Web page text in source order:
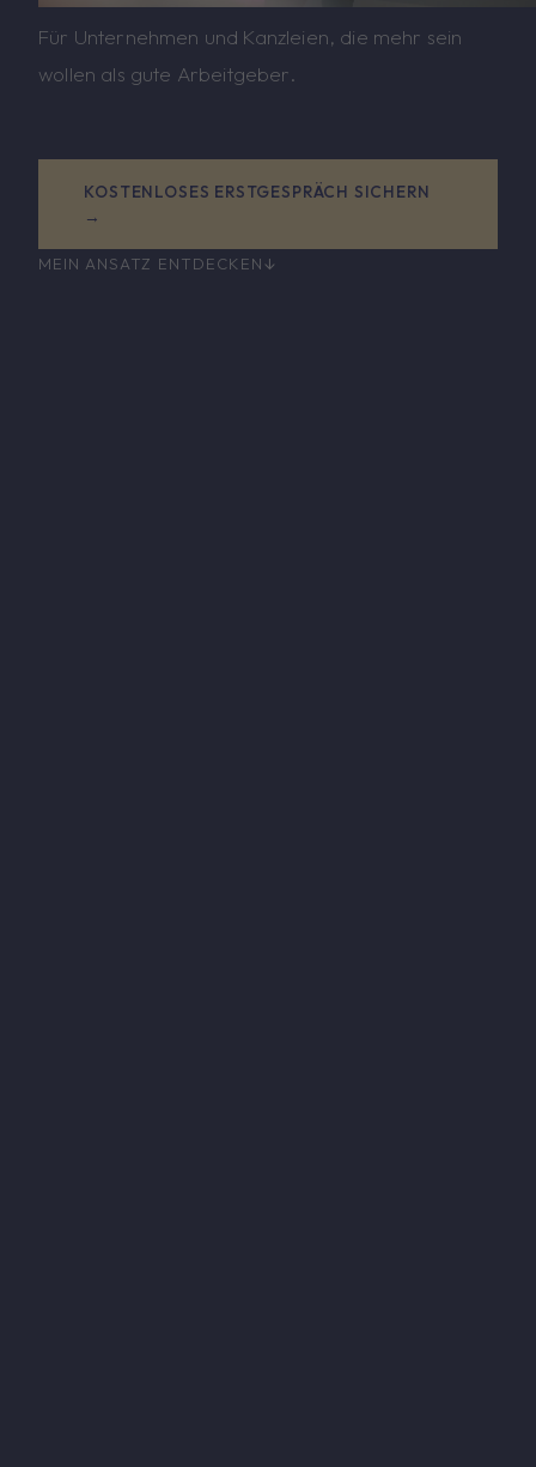
Für Unternehmen und Kanzleien, die mehr sein
wollen als gute Arbeitgeber.
KOSTENLOSES ERSTGESPRÄCH SICHERN
→
MEIN ANSATZ ENTDECKEN